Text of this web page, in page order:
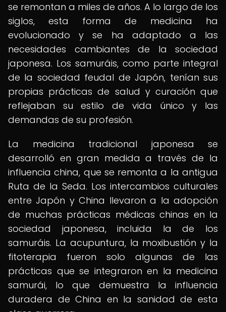
se remontan a miles de años. A lo largo de los
siglos, esta forma de medicina ha
evolucionado y se ha adaptado a las
necesidades cambiantes de la sociedad
japonesa. Los samuráis, como parte integral
de la sociedad feudal de Japón, tenían sus
propias prácticas de salud y curación que
reflejaban su estilo de vida único y las
demandas de su profesión.
La medicina tradicional japonesa se
desarrolló en gran medida a través de la
influencia china, que se remonta a la antigua
Ruta de la Seda. Los intercambios culturales
entre Japón y China llevaron a la adopción
de muchas prácticas médicas chinas en la
sociedad japonesa, incluida la de los
samuráis. La acupuntura, la moxibustión y la
fitoterapia fueron solo algunas de las
prácticas que se integraron en la medicina
samurái, lo que demuestra la influencia
duradera de China en la sanidad de esta